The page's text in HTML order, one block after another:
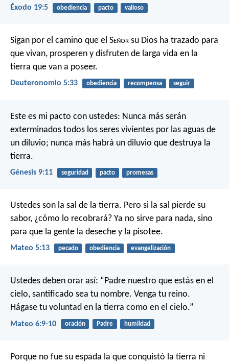
Éxodo 19:5 obediencia pacto valioso
Sigan por el camino que el Señor su Dios ha trazado para
que vivan, prosperen y disfruten de larga vida en la
tierra que van a poseer.
Deuteronomio 5:33 obediencia recompensa seguir
Este es mi pacto con ustedes: Nunca más serán
exterminados todos los seres vivientes por las aguas de
un diluvio; nunca más habrá un diluvio que destruya la
tierra.
Génesis 9:11 seguridad pacto promesas
Ustedes son la sal de la tierra. Pero si la sal pierde su
sabor, ¿cómo lo recobrará? Ya no sirve para nada, sino
para que la gente la deseche y la pisotee.
Mateo 5:13 pecado obediencia evangelización
Ustedes deben orar así: “Padre nuestro que estás en el
cielo, santificado sea tu nombre. Venga tu reino.
Hágase tu voluntad en la tierra como en el cielo.”
Mateo 6:9-10 oración Padre humildad
Porque no fue su espada la que conquistó la tierra ni